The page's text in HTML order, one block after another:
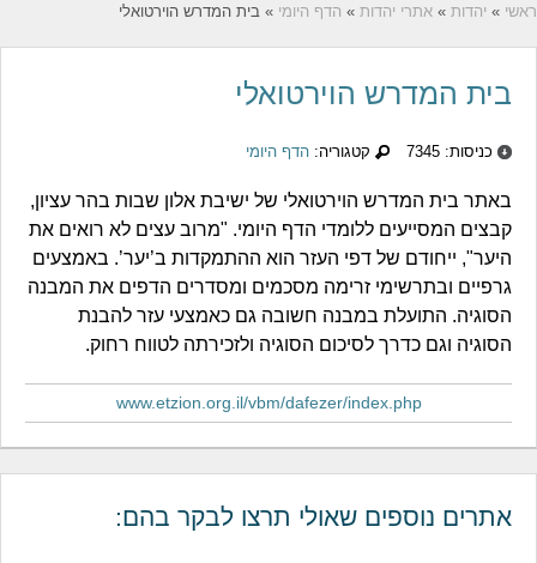
ראשי » יהדות » אתרי יהדות » הדף היומי » בית המדרש הוירטואלי
בית המדרש הוירטואלי
כניסות: 7345 קטגוריה: הדף היומי
באתר בית המדרש הוירטואלי של ישיבת אלון שבות בהר עציון,
קבצים המסייעים ללומדי הדף היומי. "מרוב עצים לא רואים את
היער", ייחודם של דפי העזר הוא ההתמקדות ב’יער’. באמצעים
גרפיים ובתרשימי זרימה מסכמים ומסדרים הדפים את המבנה
הסוגיה. התועלת במבנה חשובה גם כאמצעי עזר להבנת
הסוגיה וגם כדרך לסיכום הסוגיה ולזכירתה לטווח רחוק.
www.etzion.org.il/vbm/dafezer/index.php
אתרים נוספים שאולי תרצו לבקר בהם: